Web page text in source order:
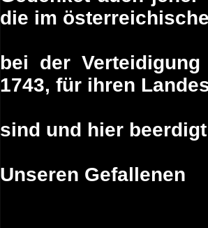
die im
bei der
1743, für ihren
sind und hier
Unseren Gefallenen